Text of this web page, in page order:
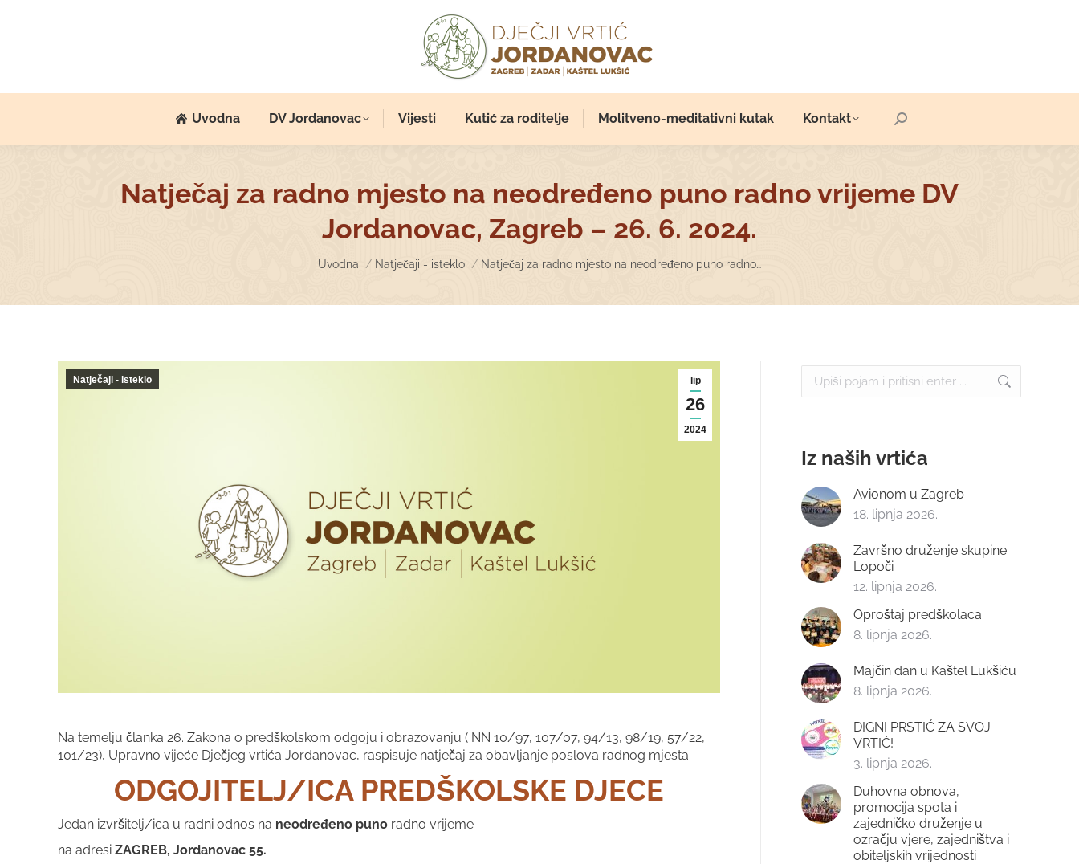
Uvodna DV Jordanovac Vijesti Kutić za roditelje Molitveno-meditativni kutak Kontakt Search:
Natječaj za radno mjesto na neodređeno puno radno vrijeme DV
Jordanovac, Zagreb – 26. 6. 2024.
You are here:
Uvodna Natječaji - isteklo Natječaj za radno mjesto na neodređeno puno radno…
lip
26
2024
Natječaji - isteklo
Na temelju članka 26. Zakona o predškolskom odgoju i obrazovanju ( NN 10/97, 107/07, 94/13, 98/19, 57/22,
101/23), Upravno vijeće Dječjeg vrtića Jordanovac, raspisuje natječaj za obavljanje poslova radnog mjesta
ODGOJITELJ/ICA PREDŠKOLSKE DJECE
Jedan izvršitelj/ica u radni odnos na neodređeno puno radno vrijeme
na adresi ZAGREB, Jordanovac 55.
Search:
Iz naših vrtića
Avionom u Zagreb
18. lipnja 2026.
Završno druženje skupine
Lopoči
12. lipnja 2026.
Oproštaj predškolaca
8. lipnja 2026.
Majčin dan u Kaštel Lukšiću
8. lipnja 2026.
DIGNI PRSTIĆ ZA SVOJ
VRTIĆ!
3. lipnja 2026.
Duhovna obnova,
promocija spota i
zajedničko druženje u
ozračju vjere, zajedništva i
obiteljskih vrijednosti